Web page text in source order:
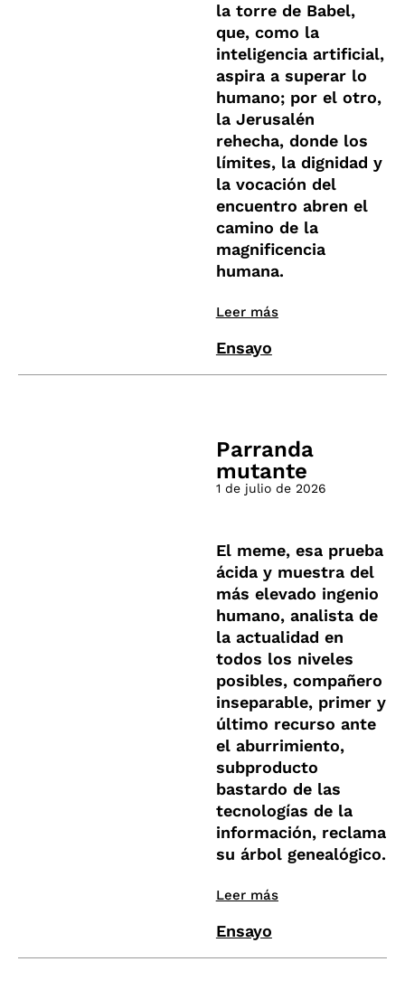
la torre de Babel,
que, como la
inteligencia artificial,
aspira a superar lo
humano; por el otro,
la Jerusalén
rehecha, donde los
límites, la dignidad y
la vocación del
encuentro abren el
camino de la
magnificencia
humana.
Leer más
Ensayo
Parranda
mutante
1 de julio de 2026
El meme, esa prueba
ácida y muestra del
más elevado ingenio
humano, analista de
la actualidad en
todos los niveles
posibles, compañero
inseparable, primer y
último recurso ante
el aburrimiento,
subproducto
bastardo de las
tecnologías de la
información, reclama
su árbol genealógico.
Leer más
Ensayo